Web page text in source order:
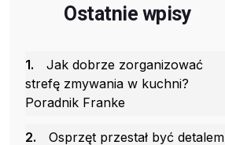
Ostatnie wpisy
1.
Jak dobrze zorganizować
strefę zmywania w kuchni?
Poradnik Franke
2.
Osprzęt przestał być detalem